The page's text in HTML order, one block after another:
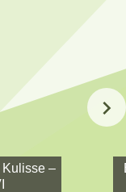
–